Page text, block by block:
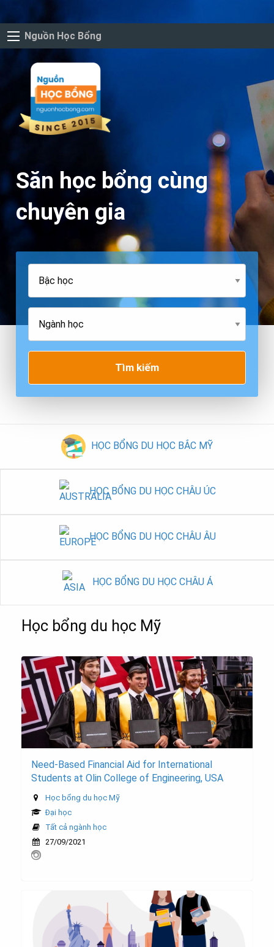
Nguồn Học Bổng
Săn học bổng cùng
chuyên gia
Tìm kiếm
HỌC BỔNG DU HỌC BẮC MỸ
HỌC BỔNG DU HỌC CHÂU ÚC
HỌC BỔNG DU HỌC CHÂU ÂU
HỌC BỔNG DU HỌC CHÂU Á
Học bổng du học Mỹ
Need-Based Financial Aid for International
Students at Olin College of Engineering, USA
Học bổng du học Mỹ
Đại học
Tất cả ngành học
27/09/2021